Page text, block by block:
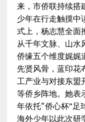
来，市侨联持续搭
少年在行走触摸中
式上，杨志慧全面
从千年文脉、山水
侨缘五个维度娓娓
先贤风骨，蓝印花
工产业与对接东盟
等侨乡阵地。她表
年依托“侨心杯”足
海外少年以此次研